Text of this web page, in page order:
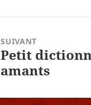
SUIVANT
Article
suivant :
Petit
amants